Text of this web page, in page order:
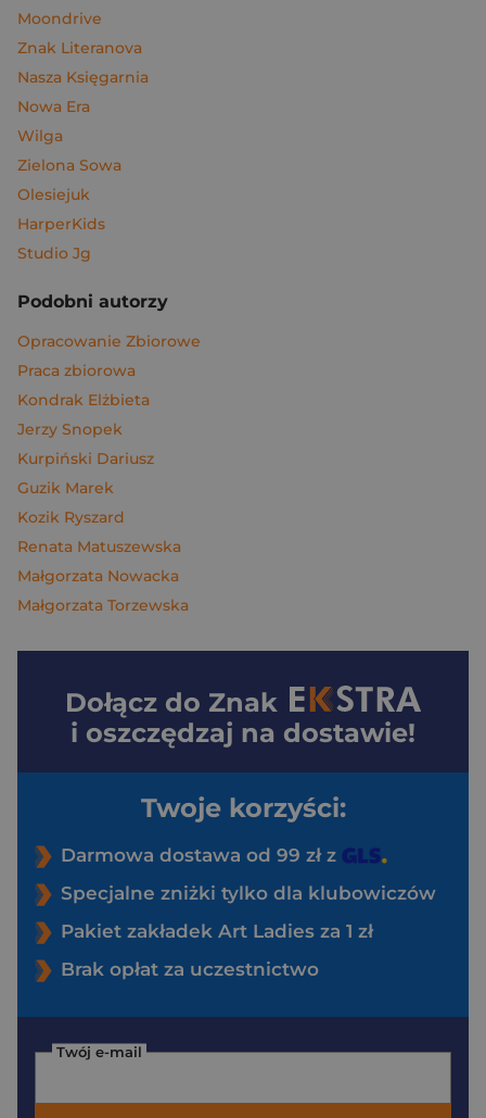
Moondrive
Znak Literanova
Nasza Księgarnia
Nowa Era
Wilga
Zielona Sowa
Olesiejuk
HarperKids
Studio Jg
Podobni autorzy
Opracowanie Zbiorowe
Praca zbiorowa
Kondrak Elżbieta
Jerzy Snopek
Kurpiński Dariusz
Guzik Marek
Kozik Ryszard
Renata Matuszewska
Małgorzata Nowacka
Małgorzata Torzewska
Dołącz do Znak
i oszczędzaj na dostawie!
Twoje korzyści:
Darmowa dostawa od 99 zł z
Specjalne zniżki tylko dla klubowiczów
Pakiet zakładek Art Ladies za 1 zł
Brak opłat za uczestnictwo
Twój e-mail